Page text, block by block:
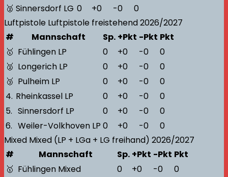
🥈 Sinnersdorf LG 0 +0 -0
0
Luftpistole Luftpistole freistehend2026/2027
#
Mannschaft Sp. +Pkt -Pkt Pkt
🥇 Fühlingen LP 0 +0 -0
0
🥈 Longerich LP 0 +0 -0
0
🥉 Pulheim LP 0 +0 -0
0
4. Rheinkassel LP 0 +0 -0
0
5. Sinnersdorf LP 0 +0 -0
0
6. Weiler-Volkhoven LP 0 +0 -0
0
Mixed Mixed (LP + LGa + LG freihand) 2026/2027
#
Mannschaft Sp. +Pkt -Pkt Pkt
🥇 Fühlingen Mixed 0 +0 -0
0